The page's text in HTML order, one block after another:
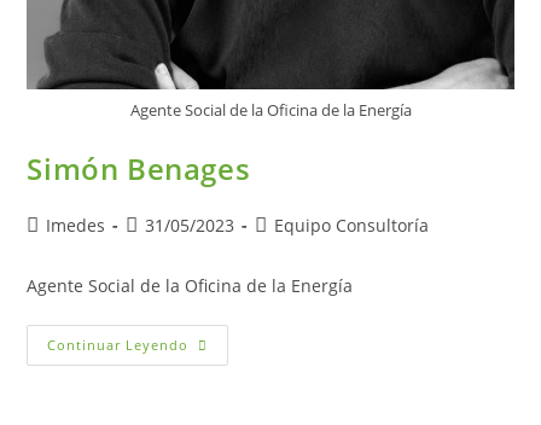
Agente Social de la Oficina de la Energía
Simón Benages
Autor
la
entrada:
Imedes
Publicación
la
31/05/2023
Categoría
la
Equipo Consultoría
Agente Social de la Oficina de la Energía
Continuar Leyendo Simón
Benages